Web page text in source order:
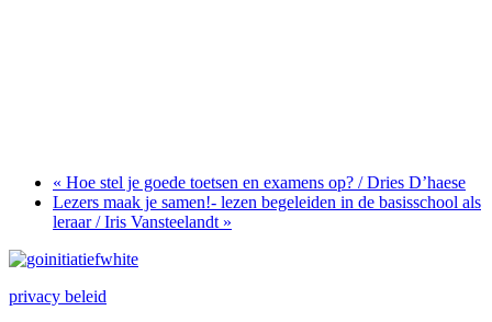
« Hoe stel je goede toetsen en examens op? / Dries D’haese
Lezers maak je samen!- lezen begeleiden in de basisschool als
leraar / Iris Vansteelandt »
privacy beleid